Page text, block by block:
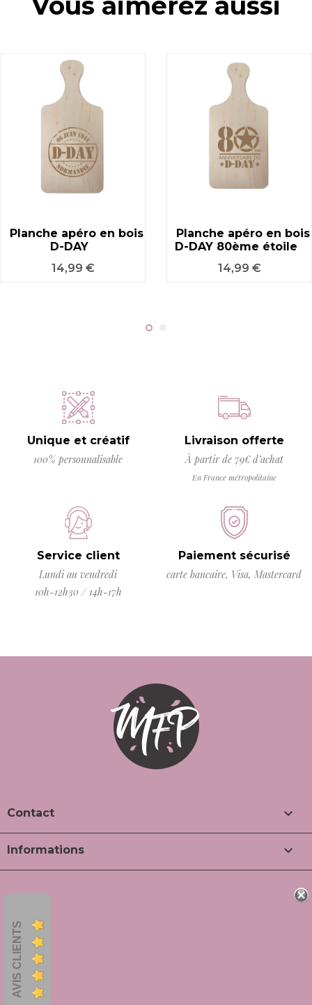
Planche apéro en bois
D-DAY
Prix
14,99 €
Planche apéro en bois
D-DAY 80ème étoile
Prix
14,99 €
Unique et créatif
100% personnalisable
Livraison offerte
À partir de 79€ d’achat
En France métropolitaine
Service client
Lundi au vendredi
10h-12h30 / 14h-17h
Paiement sécurisé
carte bancaire, Visa, Mastercard
Contact 
Informations 
AVIS CLIENTS